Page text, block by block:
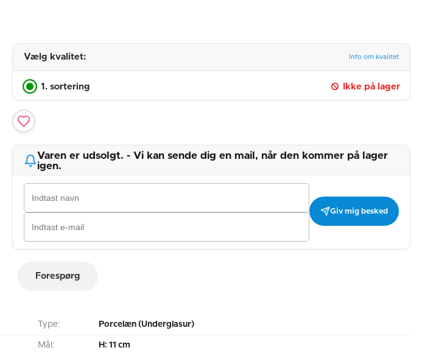
Vælg kvalitet: Info om kvalitet
1. sortering Ikke på lager
Varen er udsolgt. - Vi kan sende dig en mail, når den kommer på lager
igen.
Giv mig besked
Forespørg
Type: Porcelæn (Underglasur)
Mål: H: 11 cm